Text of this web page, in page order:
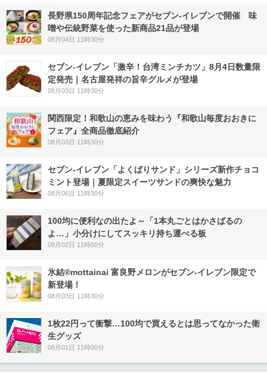
長野県150周年記念フェアがセブン-イレブンで開催 味
噌や伝統野菜を使った新商品21品が登場
08月04日 11時30分
セブン-イレブン「激辛！台湾ミンチカツ」8月4日数量限
定発売｜名古屋発祥の旨辛グルメが登場
08月03日 11時30分
関西限定！和歌山の恵みを味わう『和歌山毎度おおきに
フェア』全商品徹底紹介
08月03日 11時30分
セブン‐イレブン「よくばりサンド」シリーズ新作チョコ
ミント登場｜夏限定スイーツサンドの爽快な魅力
08月06日 11時30分
100均に便利なの出たよ～「1本丸ごとはかさばるの
よ…」小分けにしてスッキリ持ち運べる板
08月02日 11時00分
氷結®mottainai 富良野メロンがセブン‐イレブン限定で
新登場！
08月03日 11時30分
1枚22円って衝撃…100均で買えるとは思ってなかった衛
生グッズ
08月01日 11時00分